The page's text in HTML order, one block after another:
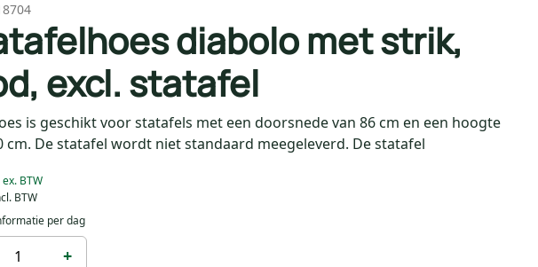
diabolo met strik,
excl. statafel
is geschikt voor statafels met een doorsnede van 86 cm en een hoogte
cm. De statafel wordt niet standaard meegeleverd. De statafel
per dag
+